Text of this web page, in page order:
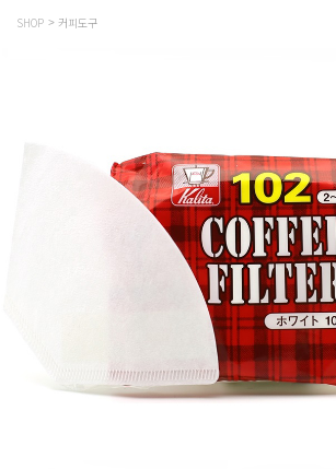
SHOP 커피도구